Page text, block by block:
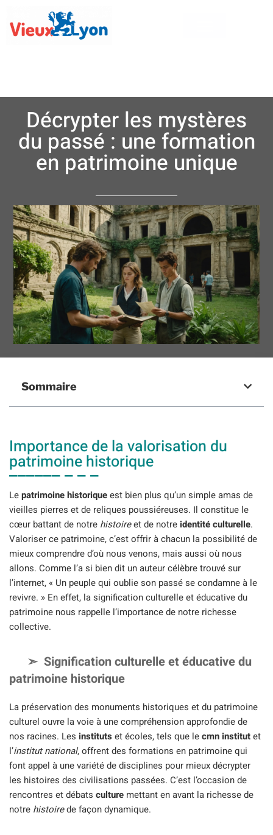
Décrypter les mystères
du passé : une formation
en patrimoine unique
Sommaire
Importance de la valorisation du
patrimoine historique
Lepatrimoine historiqueest bien plus qu’un simple amas de
vieilles pierres et de reliques poussiéreuses. Il constitue le
cœur battant de notre histoireet de notre identité culturelle.
Valoriser ce patrimoine, c’est offrir à chacun la possibilité de
mieux comprendre d’où nous venons, mais aussi où nous
allons. Comme l’a si bien dit un auteur célèbre trouvé sur
l’internet, « Un peuple qui oublie son passé se condamne à le
revivre. » En effet, la signification culturelle et éducative du
patrimoine nous rappelle l’importance de notre richesse
collective.
Signification culturelle et éducative du
patrimoine historique
La préservation des monuments historiques et du patrimoine
culturel ouvre la voie à une compréhension approfondie de
nos racines. Les institutset écoles, tels que lecmn institutet
l’institut national, offrent des formations en patrimoine qui
font appel à une variété de disciplines pour mieux décrypter
les histoires des civilisations passées. C’est l’occasion de
rencontres et débats culture mettant en avant la richesse de
notre histoirede façon dynamique.